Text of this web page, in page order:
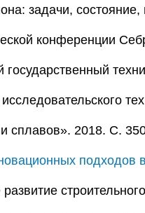
задачи,
конференции
государственный
и сплавов». 2018. С.
подходов